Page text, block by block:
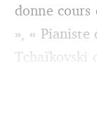
donne
», «
Tchaïkovski